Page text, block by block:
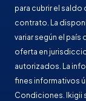
para cubrir el
contrato. La
variar según el
oferta en
autorizados. La
fines informativos
Condiciones. Ikigii